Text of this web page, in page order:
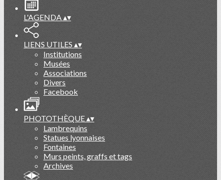
L'AGENDA▴▾
LIENS UTILES ▴▾
Institutions
Musées
Associations
Divers
Facebook
PHOTOTHÈQUE▴▾
Lambrequins
Statues lyonnaises
Fontaines
Murs peints, graffs et tags
Archives